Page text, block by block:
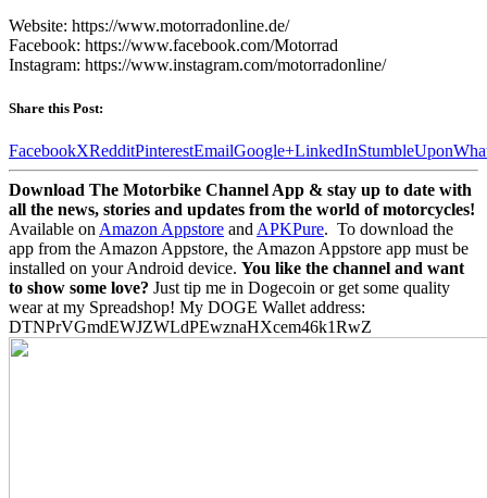
Website: https://www.motorradonline.de/
Facebook: https://www.facebook.com/Motorrad
Instagram: https://www.instagram.com/motorradonline/
Share this Post:
FacebookXRedditPinterestEmailGoogle+LinkedInStumbleUpon
Download The Motorbike Channel App & stay up to date with
all the news, stories and updates from the world of motorcycles!
Available on Amazon Appstore and APKPure. To download the
app from the Amazon Appstore, the Amazon Appstore app must be
installed on your Android device. You like the channel and want
to show some love? Just tip me in Dogecoin or get some quality
wear at my Spreadshop! My DOGE Wallet address:
DTNPrVGmdEWJZWLdPEwznaHXcem46k1RwZ